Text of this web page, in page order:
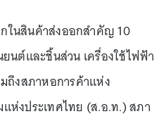
ในสินค้าส่งออกสำคัญ 10
นต์และชิ้นส่วน เครื่องใช้ไฟฟ้า
ถึงสภาหอการค้าแห่ง
ห่งประเทศไทย (ส.อ.ท.) สภา